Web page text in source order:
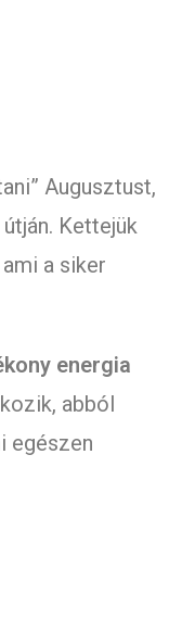
Augusztust,
Kettejük
a siker
energia
abból
egészen